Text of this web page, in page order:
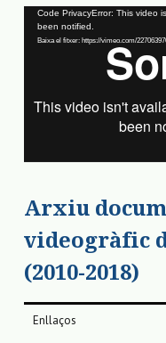
Reproductor
vídeo
Code PrivacyError: This video
been notified.
Baixa el fitxer: https://vimeo.com/
Arxiu
videogràfic
(2010-2018)
Enllaços